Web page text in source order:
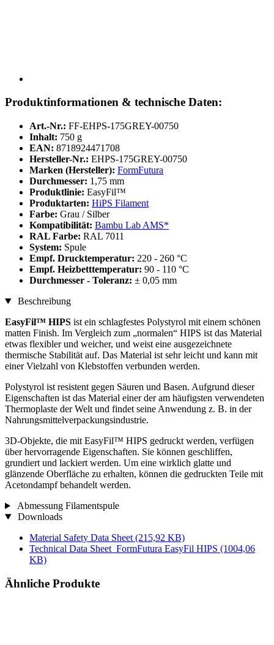
Produktinformationen & technische Daten:
Art.-Nr.: FF-EHPS-175GREY-00750
Inhalt: 750 g
EAN: 8718924471708
Hersteller-Nr.: EHPS-175GREY-00750
Marken (Hersteller): FormFutura
Durchmesser: 1,75 mm
Produktlinie: EasyFil™
Produktarten: HiPS Filament
Farbe: Grau / Silber
Kompatibilität: Bambu Lab AMS*
RAL Farbe: RAL 7011
System: Spule
Empf. Drucktemperatur: 220 - 260 °C
Empf. Heizbetttemperatur: 90 - 110 °C
Durchmesser - Toleranz: ± 0,05 mm
Beschreibung
EasyFil™ HIPS ist ein schlagfestes Polystyrol mit einem schönen
matten Finish. Im Vergleich zum „normalen“ HIPS ist das Material
etwas flexibler und weicher, und weist eine ausgezeichnete
thermische Stabilität auf. Das Material ist sehr leicht und kann mit
einer Vielzahl von Klebstoffen verbunden werden.
Polystyrol ist resistent gegen Säuren und Basen. Aufgrund dieser
Eigenschaften ist das Material einer der am häufigsten verwendeten
Thermoplaste der Welt und findet seine Anwendung z. B. in der
Nahrungsmittelverpackungsindustrie.
3D-Objekte, die mit EasyFil™ HIPS gedruckt werden, verfügen
über hervorragende Eigenschaften. Sie können geschliffen,
grundiert und lackiert werden. Um eine wirklich glatte und
glänzende Oberfläche zu erhalten, können die gedruckten Teile mit
Acetondampf behandelt werden.
Abmessung Filamentspule
Downloads
Material Safety Data Sheet (215,92 KB)
Technical Data Sheet_FormFutura EasyFil HIPS (1004,06
KB)
Ähnliche Produkte